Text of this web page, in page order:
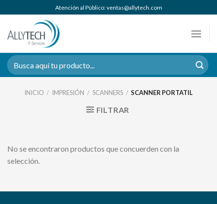
contenido
Atención al Público: ventas@allytech.com
Buscar
por:
INICIO / IMPRESIÓN / SCANNERS / SCANNER PORTATIL
FILTRAR
No se encontraron productos que concuerden con la
selección.